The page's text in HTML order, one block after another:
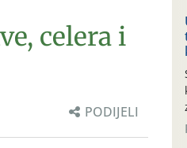
celera i
PODIJELI